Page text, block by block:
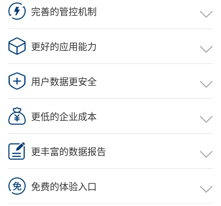
完善的管控机制
系 建设问题研究》中的研究项目，作为中央企业财税风险
控制 的检测软件。
更好的应用能力
系 建设问题研究》中的研究项目，作为中央企业财税风险
控制 的检测软件。
用户数据更安全
系 建设问题研究》中的研究项目，作为中央企业财税风险
控制 的检测软件。
更低的企业成本
系 建设问题研究》中的研究项目，作为中央企业财税风险
控制 的检测软件。
更丰富的数据报告
系 建设问题研究》中的研究项目，作为中央企业财税风险
控制 的检测软件。
免费的体验入口